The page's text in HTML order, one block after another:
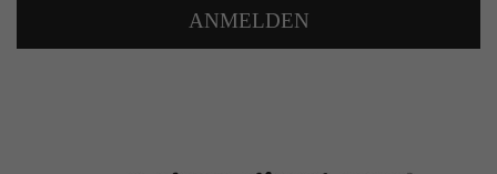
ANMELDEN